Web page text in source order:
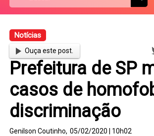
Notícias
Ouça este post.
Prefeitura de SP
casos de
discriminação
Genilson Coutinho, 05/02/2020 | 10h02